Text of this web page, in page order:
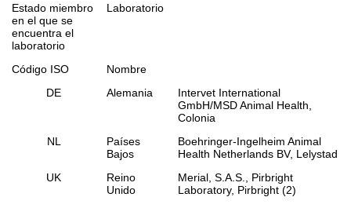
Estado miembro
en el que se
encuentra el
laboratorio
Laboratorio
Código ISO
Nombre
DE
Alemania
Intervet International
GmbH/MSD Animal Health,
Colonia
NL
Países
Bajos
Boehringer-Ingelheim Animal
Health Netherlands BV, Lelystad
UK
Reino
Unido
Merial, S.A.S., Pirbright
Laboratory, Pirbright (2)